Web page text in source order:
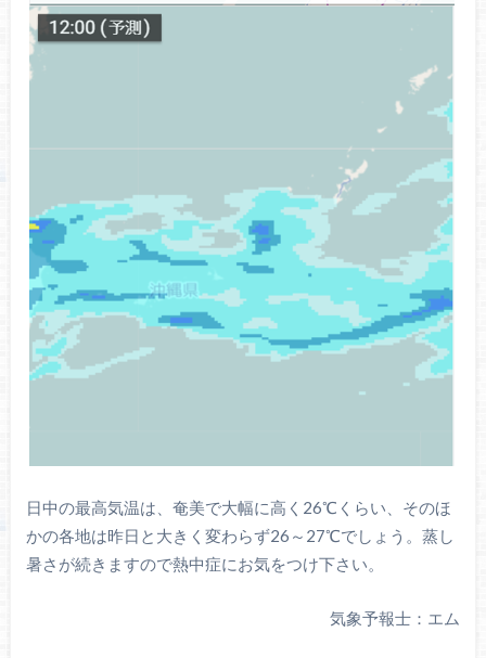
日中の最高気温は、奄美で大幅に高く26℃くらい、そのほ
かの各地は昨日と大きく変わらず26～27℃でしょう。蒸し
暑さが続きますので熱中症にお気をつけ下さい。
気象予報士：エム